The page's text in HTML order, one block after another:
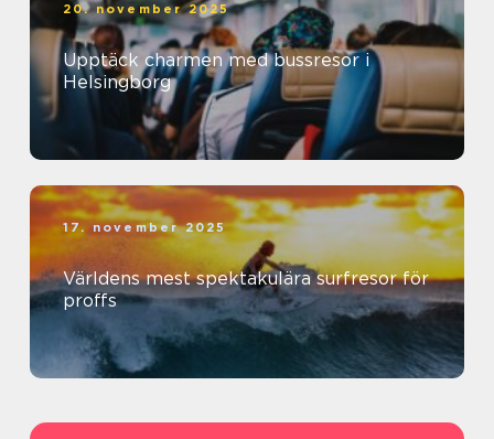
20. november 2025
Upptäck charmen med bussresor i
Helsingborg
17. november 2025
Världens mest spektakulära surfresor för
proffs